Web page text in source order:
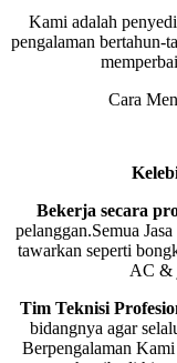
Kami adalah
pengalaman bertahun-
Cara
Bekerja secara
pelanggan.Semua
tawarkan seperti
AC &
Tim Teknisi
bidangnya agar
Berpengalaman